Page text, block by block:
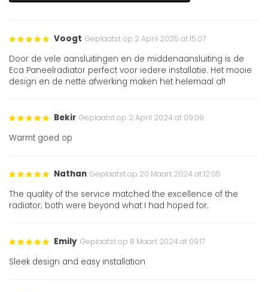
Voogt Geplaatst op 2 April 2025 at 15:07
Door de vele aansluitingen en de middenaansluiting is de
Eca Paneelradiator perfect voor iedere installatie. Het mooie
design en de nette afwerking maken het helemaal af!
Bekir Geplaatst op 2 April 2024 at 09:09
Warmt goed op
Nathan Geplaatst op 20 Maart 2024 at 12:05
The quality of the service matched the excellence of the
radiator; both were beyond what I had hoped for.
Emily Geplaatst op 8 Maart 2024 at 09:17
Sleek design and easy installation